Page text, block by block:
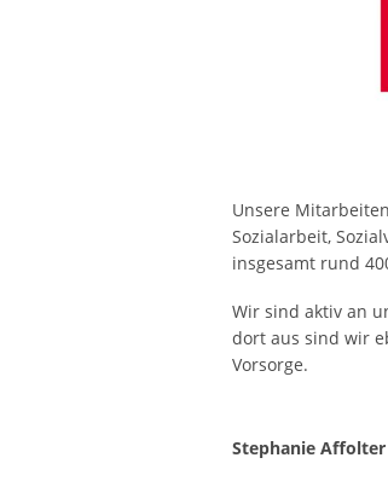
Unsere
Sozialarbeit,
insgesamt rund
Wir sind aktiv an
dort aus sind wir
Vorsorge.
Stephanie Affolter